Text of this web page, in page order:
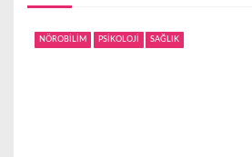
n
NÖROBİLİM PSİKOLOJİ SAĞLIK